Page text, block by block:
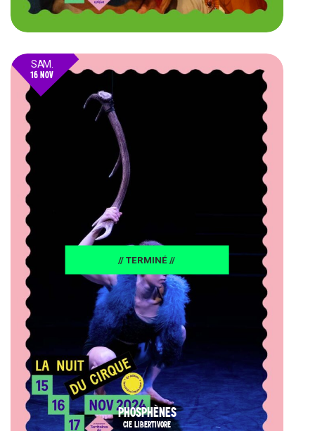
SAM.
16 NOV
// TERMINÉ //
PHOSPHÈNES
CIE LIBERTIVORE